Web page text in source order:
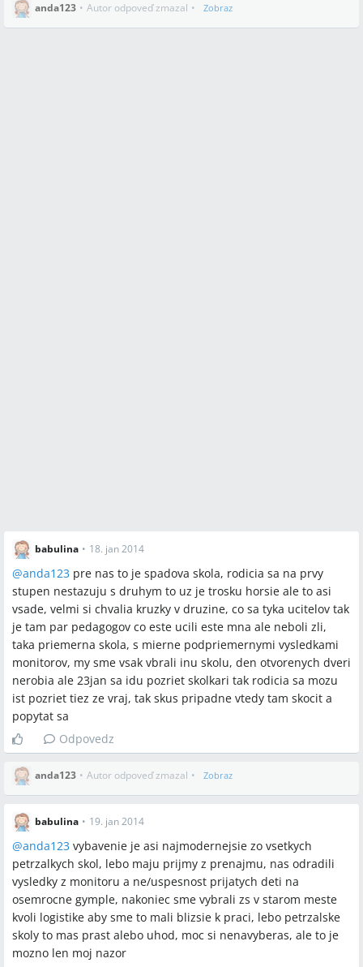
anda123 • Autor odpoveď zmazal • Zobraz
babulina • 18. jan 2014
@anda123 pre nas to je spadova skola, rodicia sa na prvy
stupen nestazuju s druhym to uz je trosku horsie ale to asi
vsade, velmi si chvalia kruzky v druzine, co sa tyka ucitelov tak
je tam par pedagogov co este ucili este mna ale neboli zli,
taka priemerna skola, s mierne podpriemernymi vysledkami
monitorov, my sme vsak vbrali inu skolu, den otvorenych dveri
nerobia ale 23jan sa idu pozriet skolkari tak rodicia sa mozu
ist pozriet tiez ze vraj, tak skus pripadne vtedy tam skocit a
popytat sa
Odpovedz
anda123 • Autor odpoveď zmazal • Zobraz
babulina • 19. jan 2014
@anda123 vybavenie je asi najmodernejsie zo vsetkych
petrzalkych skol, lebo maju prijmy z prenajmu, nas odradili
vysledky z monitoru a ne/uspesnost prijatych deti na
osemrocne gymple, nakoniec sme vybrali zs v starom meste
kvoli logistike aby sme to mali blizsie k praci, lebo petrzalske
skoly to mas prast alebo uhod, moc si nenavyberas, ale to je
mozno len moj nazor